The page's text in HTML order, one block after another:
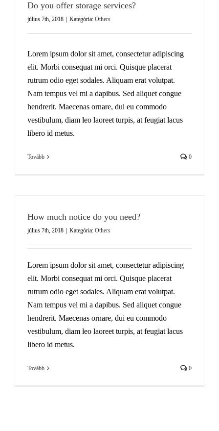
Do you offer storage services?
július 7th, 2018 Kategória: Others
Lorem ipsum dolor sit amet, consectetur adipiscing
elit. Morbi consequat mi orci. Quisque placerat
rutrum odio eget sodales. Aliquam erat volutpat.
Nam tempus vel mi a dapibus. Sed aliquet congue
hendrerit. Maecenas ornare, dui eu commodo
vestibulum, diam leo laoreet turpis, at feugiat lacus
libero id metus.
Tovább 0
How much notice do you need?
július 7th, 2018 Kategória: Others
Lorem ipsum dolor sit amet, consectetur adipiscing
elit. Morbi consequat mi orci. Quisque placerat
rutrum odio eget sodales. Aliquam erat volutpat.
Nam tempus vel mi a dapibus. Sed aliquet congue
hendrerit. Maecenas ornare, dui eu commodo
vestibulum, diam leo laoreet turpis, at feugiat lacus
libero id metus.
Tovább 0